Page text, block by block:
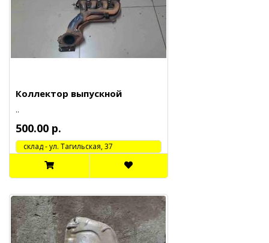
Коллектор выпускной
..
500.00 р.
cклад - ул. Тагильская, 37